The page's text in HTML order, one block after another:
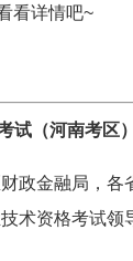
看详情吧~
试（河南考区
政金融局，
术资格考试领